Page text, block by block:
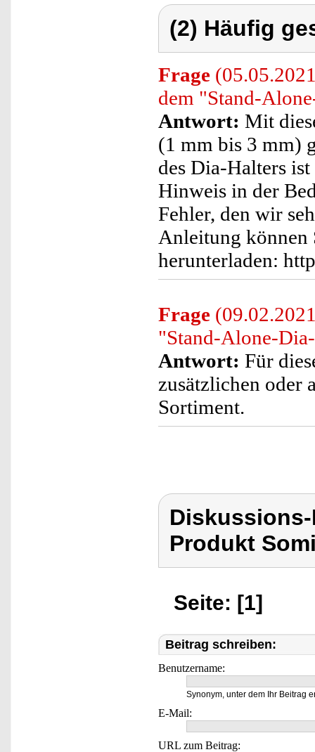
(2) Häufig
Frage
dem "Stand-
Antwort: Mit
(1 mm bis 3 mm)
des Dia-Halters
Hinweis in der
Fehler, den wir
Anleitung können
herunterladen:
Frage
"Stand-Alone-
Antwort: Für
zusätzlichen oder
Sortiment.
Produkt
Seite: [1]
Beitrag schreiben:
Benutzername:
Synonym, unter dem Ihr Beitrag
E-Mail:
URL zum Beitrag: